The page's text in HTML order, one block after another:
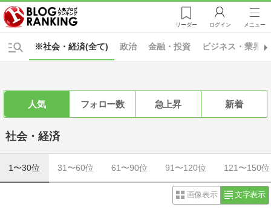
リーダー ログイン メニュー
※社会・経済(全て) 政治 金融・投資 ビジネス・業界
人気 フォロー数 急上昇 新着
社会・経済
1〜30位 31〜60位 61〜90位 91〜120位 121〜150位
画像表示 文字表示